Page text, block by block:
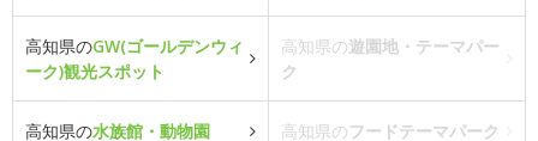
高知県のGW(ゴールデンウィ
ーク)観光スポット
高知県の遊園地・テーマパー
ク
高知県の水族館・動物園 高知県のフードテーマパーク